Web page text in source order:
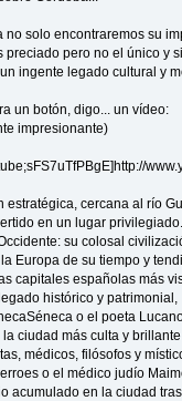
no solo encontraremos su
preciado pero no el único y
ingente legado cultural y
un botón, digo... un vídeo:
impresionante)
estratégica, cercana al río
en un lugar
su colosal
Europa de su tiempo y
capitales españolas más
histórico y
o el poeta
ciudad más culta y
médicos, filósofos y
o el médico judío
acumulado en la ciudad